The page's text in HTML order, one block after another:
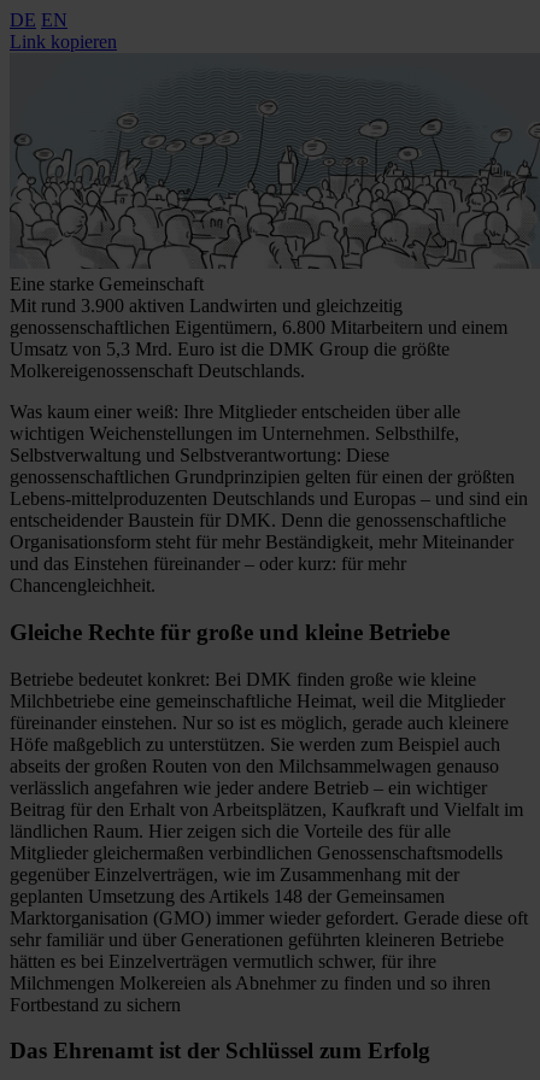
DE EN
Link kopieren
Eine starke Gemeinschaft
Mit rund 3.900 aktiven Landwirten und gleichzeitig
genossenschaftlichen Eigentümern, 6.800 Mitarbeitern und einem
Umsatz von 5,3 Mrd. Euro ist die DMK Group die größte
Molkereigenossenschaft Deutschlands.
Was kaum einer weiß: Ihre Mitglieder entscheiden über alle
wichtigen Weichenstellungen im Unternehmen. Selbsthilfe,
Selbstverwaltung und Selbstverantwortung: Diese
genossenschaftlichen Grundprinzipien gelten für einen der größten
Lebens-mittelproduzenten Deutschlands und Europas – und sind ein
entscheidender Baustein für DMK. Denn die genossenschaftliche
Organisationsform steht für mehr Beständigkeit, mehr Miteinander
und das Einstehen füreinander – oder kurz: für mehr
Chancengleichheit.
Gleiche Rechte für große und kleine Betriebe
Betriebe bedeutet konkret: Bei DMK finden große wie kleine
Milchbetriebe eine gemeinschaftliche Heimat, weil die Mitglieder
füreinander einstehen. Nur so ist es möglich, gerade auch kleinere
Höfe maßgeblich zu unterstützen. Sie werden zum Beispiel auch
abseits der großen Routen von den Milchsammelwagen genauso
verlässlich angefahren wie jeder andere Betrieb – ein wichtiger
Beitrag für den Erhalt von Arbeitsplätzen, Kaufkraft und Vielfalt im
ländlichen Raum. Hier zeigen sich die Vorteile des für alle
Mitglieder gleichermaßen verbindlichen Genossenschaftsmodells
gegenüber Einzelverträgen, wie im Zusammenhang mit der
geplanten Umsetzung des Artikels 148 der Gemeinsamen
Marktorganisation (GMO) immer wieder gefordert. Gerade diese oft
sehr familiär und über Generationen geführten kleineren Betriebe
hätten es bei Einzelverträgen vermutlich schwer, für ihre
Milchmengen Molkereien als Abnehmer zu finden und so ihren
Fortbestand zu sichern
Das Ehrenamt ist der Schlüssel zum Erfolg